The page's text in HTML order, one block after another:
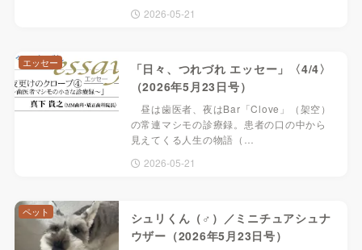
2026-05-21
「日々、つれづれ エッセー」〈4/4〉
（2026年5月23日号）
昼は歯医者、夜はBar「Clove」（架空）
の常連マシモの診療録。患者の口の中から
見えてくる人生の物語（…
2026-05-21
エッセー
シュリくん（♂）／ミニチュアシュナ
ウザー（2026年5月23日号）
ペット